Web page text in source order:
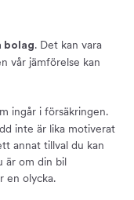
bolag. Det kan vara
vår jämförelse kan
ingår i försäkringen.
inte är lika motiverat
annat tillval du kan
är om din bil
en olycka.